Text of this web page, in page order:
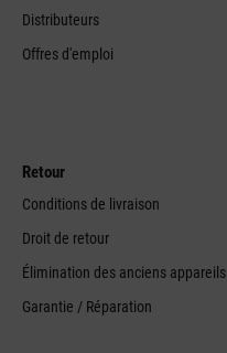
Distributeurs
Offres d'emploi
Retour
Conditions de livraison
Droit de retour
Élimination des anciens appareils
Garantie / Réparation